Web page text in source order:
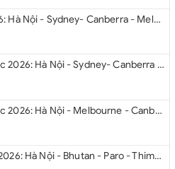
Du Lịch Úc 2026: Hà Nội - Sydney- Canberra - Melbourne - Hà Nội
Du Lịch Nước Úc 2026: Hà Nội - Sydney- Canberra - Melbourne - Hà Nội
Du Lịch Nước Úc 2026: Hà Nội - Melbourne - Canberra - Sydney - Hà Nội
Du lịch Bhutan 2026: Hà Nội - Bhutan - Paro - Thimphu - Punakha